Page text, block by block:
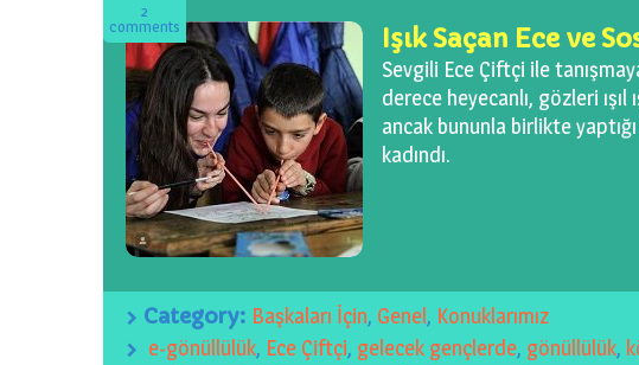
2
comments
Işık Saçan Ece ve
Sevgili Ece Çiftçi ile
derece heyecanlı, gözleri
ancak bununla birlikte
kadındı.
Category: Başkaları İçin, Genel, Konuklarımız
e-gönüllülük, Ece Çiftçi, gelecek gençlerde, gönüllülük,